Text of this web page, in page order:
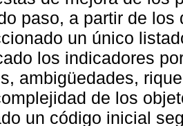
paso, a partir de
un único
los indicadores
ambigüedades,
de los
un código inicial